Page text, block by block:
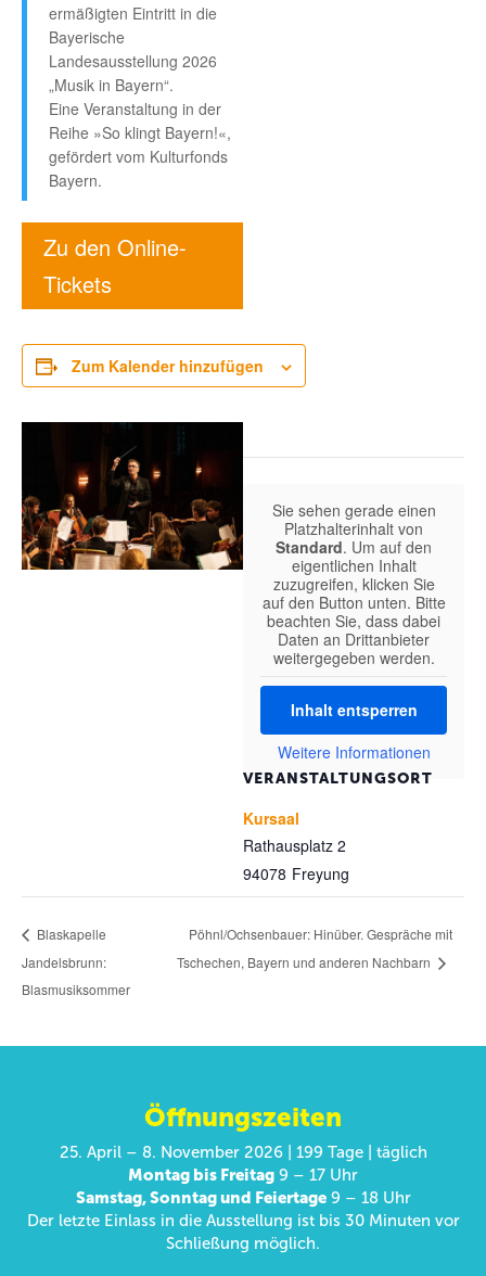
ermäßigten Eintritt in die
Bayerische
Landesausstellung 2026
„Musik in Bayern“.
Eine Veranstaltung in der
Reihe »So klingt Bayern!«,
gefördert vom Kulturfonds
Bayern.
Zu den Online-
Tickets
Zum Kalender hinzufügen
VERANSTALTUNGSORT
Kursaal
Rathausplatz 2
Freyung
94078
Sie sehen gerade einen
Platzhalterinhalt von
Standard. Um auf den
eigentlichen Inhalt
zuzugreifen, klicken Sie
auf den Button unten. Bitte
beachten Sie, dass dabei
Daten an Drittanbieter
weitergegeben werden.
Inhalt entsperren
Weitere Informationen
Blaskapelle
Jandelsbrunn:
Blasmusiksommer
Pöhnl/Ochsenbauer: Hinüber. Gespräche mit
Tschechen, Bayern und anderen Nachbarn
Öffnungszeiten
25. April – 8. November 2026 | 199 Tage | täglich
Montag bis Freitag 9 – 17 Uhr
Samstag, Sonntag und Feiertage9 – 18 Uhr
Der letzte Einlass in die Ausstellung ist bis 30 Minuten vor
Schließung möglich.